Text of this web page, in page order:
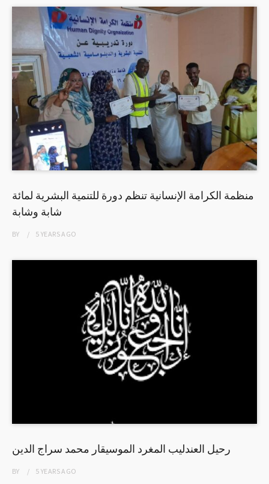
منظمة الكرامة الإنسانية تنظم دورة للتنمية البشرية لمائة
شابة وشابة
BY 5 YEARSAGO
رحيل العندليب المغرد الموسيقار محمد سراج الدين
BY 5 YEARSAGO